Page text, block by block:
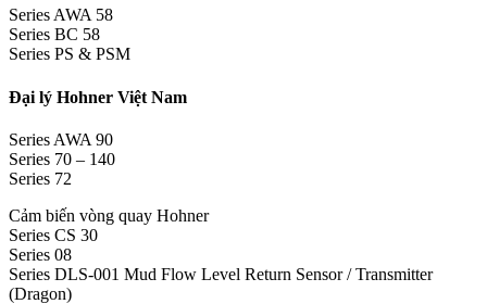
Series AWA 58
Series BC 58
Series PS & PSM
Đại lý Hohner Việt Nam
Series AWA 90
Series 70 – 140
Series 72
Cảm biến vòng quay Hohner
Series CS 30
Series 08
Series DLS-001 Mud Flow Level Return Sensor / Transmitter
(Dragon)